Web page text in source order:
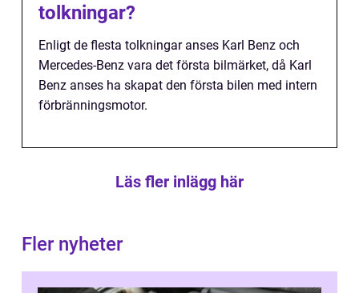
tolkningar?
Enligt de flesta tolkningar anses Karl Benz och
Mercedes-Benz vara det första bilmärket, då Karl
Benz anses ha skapat den första bilen med intern
förbränningsmotor.
Läs fler inlägg här
Fler nyheter